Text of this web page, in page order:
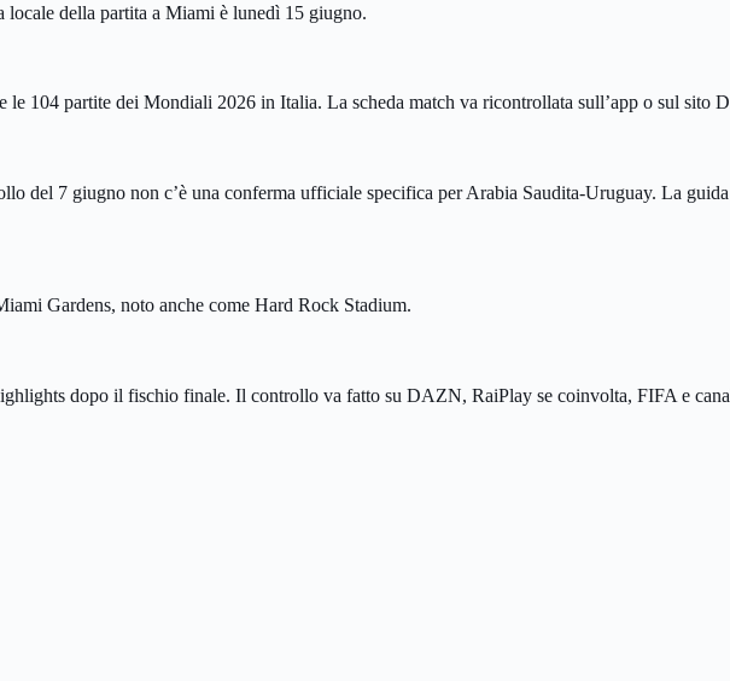
della partita a Miami è lunedì 15 giugno.
104 partite dei Mondiali 2026 in Italia. La scheda match va ricontrollata sull’app o sul sito
del 7 giugno non c’è una conferma ufficiale specifica per Arabia Saudita-Uruguay. La
Gardens, noto anche come Hard Rock Stadium.
dopo il fischio finale. Il controllo va fatto su DAZN, RaiPlay se coinvolta, FIFA e